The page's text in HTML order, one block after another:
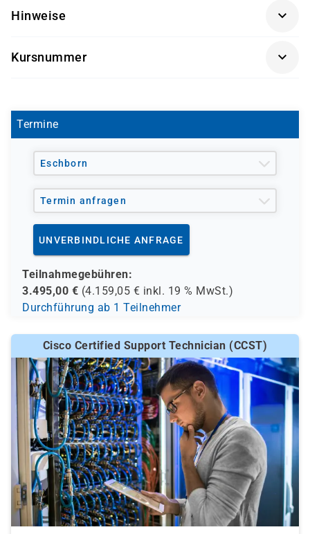
Übertragungssteuerungsprotokolls/
Basiswissen zu Routing-Protokollen
System Installers
Netzwerk-Administratoren
Hinweise
Kursnummer
Termine
Eschborn
Termin anfragen
UNVERBINDLICHE ANFRAGE
Teilnahmegebühren:
3.495,00 € (4.159,05 € inkl. 19 % MwSt.)
Durchführung ab 1 Teilnehmer
Cisco Certified Support Technician (CCST)